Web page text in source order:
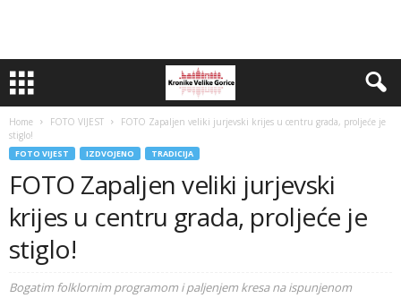
Home FOTO VIJEST
FOTO Zapaljen veliki jurjevski krijes u centru grada, proljeće je
stiglo!
FOTO VIJEST IZDVOJENO TRADICIJA
FOTO Zapaljen veliki jurjevski
krijes u centru grada, proljeće je
stiglo!
Bogatim folklornim programom i paljenjem kresa na ispunjenom